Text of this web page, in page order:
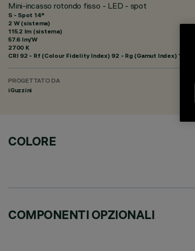
Mini-incasso rotondo fisso - LED - spot
S - Spot 14°
2 W (sistema)
115.2 lm (sistema)
57.6 lm/W
2700 K
CRI 92 - Rf (Colour Fidelity Index) 92 - Rg (Gamut Index) 102
PROGETTATO DA
iGuzzini
COLORE
COMPONENTI OPZIONALI